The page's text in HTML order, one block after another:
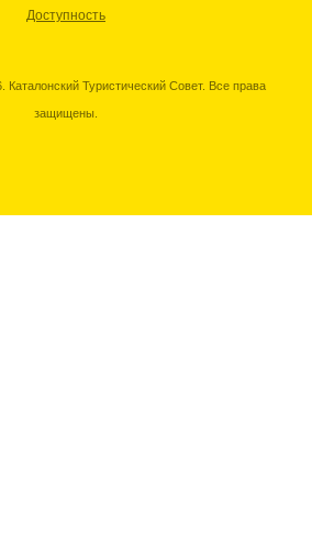
Доступность
Каталонский Туристический Совет. Все права
защищены.